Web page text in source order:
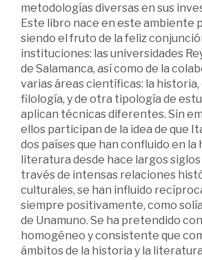
metodologías diversas en sus
Este libro nace en este ambiente
siendo el fruto de la feliz
instituciones: las universidades
de Salamanca, así como de la
varias áreas científicas: la historia,
filología, y de otra tipología de
aplican técnicas diferentes. Sin
ellos participan de la idea de que
dos países que han confluido en la
literatura desde hace largos siglos
través de intensas relaciones
culturales, se han influido
siempre positivamente, como
de Unamuno. Se ha pretendido
homogéneo y consistente que
ámbitos de la historia y la